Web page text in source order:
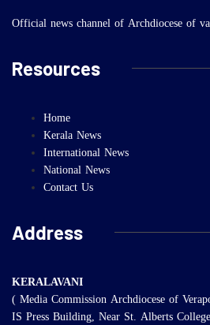
Official news channel of Archdiocese of
Resources
Home
Kerala News
International News
National News
Contact Us
Address
KERALAVANI
( Media Commission Archdiocese of
IS Press Building, Near St. Alberts